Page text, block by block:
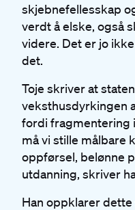
skjebnefellesskap
verdt å elske, også
videre. Det er jo
det.
Toje skriver at
veksthusdyrkingen
fordi fragmentering
må vi stille målbare
oppførsel, belønne
utdanning, skriver
Han oppklarer